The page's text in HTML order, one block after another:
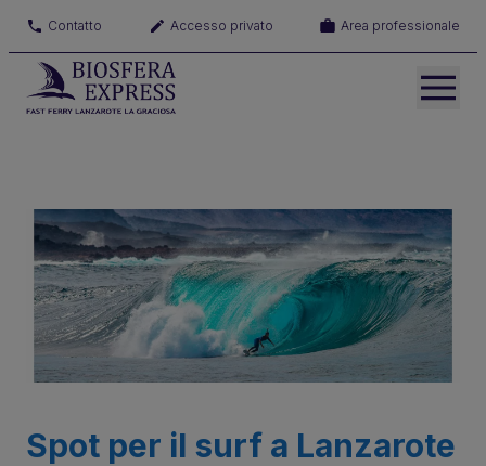
Contatto Accesso privato Area professionale
Spot per il surf a Lanzarote